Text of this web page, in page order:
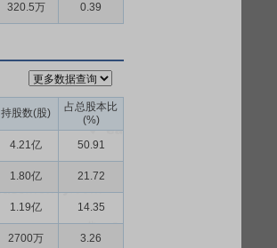
320.5万 0.39
持股数(股)
占总股本比
(%)
4.21亿 50.91
1.80亿 21.72
1.19亿 14.35
2700万 3.26